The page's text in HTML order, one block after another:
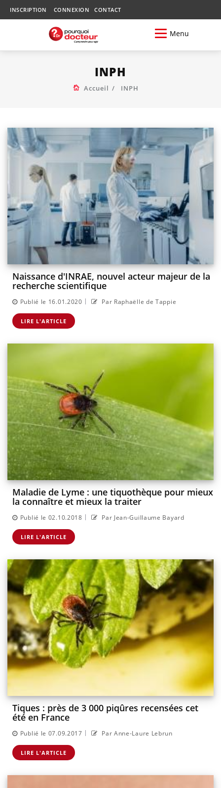
INSCRIPTION CONNEXION CONTACT
Menu
INPH
Accueil INPH
Naissance d'INRAE, nouvel acteur majeur de la
recherche scientifique
Publié le 16.01.2020 | Par Raphaëlle de Tappie
LIRE L'ARTICLE
Maladie de Lyme : une tiquothèque pour mieux
la connaître et mieux la traiter
Publié le 02.10.2018 | Par Jean-Guillaume Bayard
LIRE L'ARTICLE
Tiques : près de 3 000 piqûres recensées cet
été en France
Publié le 07.09.2017 | Par Anne-Laure Lebrun
LIRE L'ARTICLE